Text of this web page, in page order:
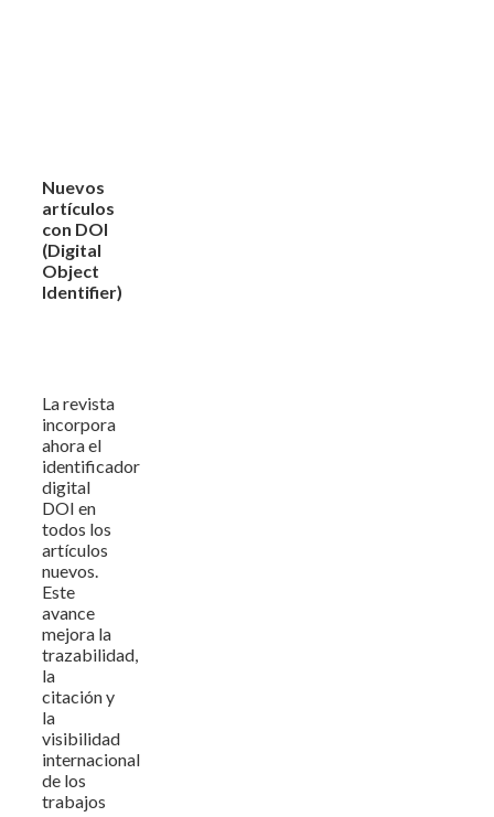
Nuevos
artículos
con DOI
(Digital
Object
Identifier)
La revista
incorpora
ahora el
identificador
digital
DOI en
todos los
artículos
nuevos.
Este
avance
mejora la
trazabilidad,
la
citación y
la
visibilidad
internacional
de los
trabajos